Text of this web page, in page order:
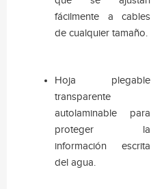
fácilmente a cables
de cualquier tamaño.
Hoja plegable
transparente
autolaminable para
proteger la
información escrita
del agua.